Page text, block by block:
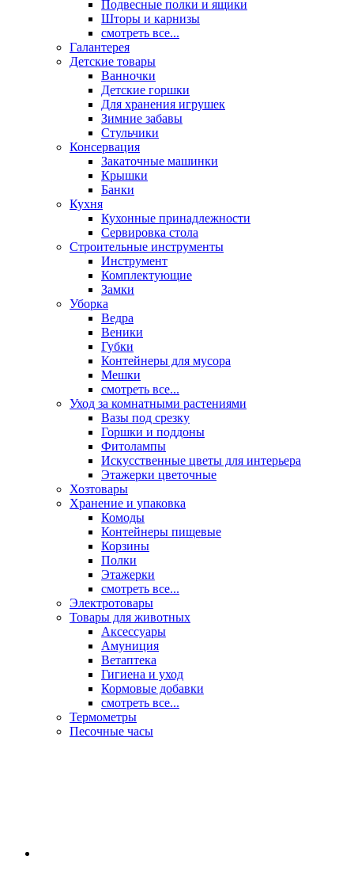
Подвесные полки и ящики
Шторы и карнизы
смотреть все...
Галантерея
Детские товары
Ванночки
Детские горшки
Для хранения игрушек
Зимние забавы
Стульчики
Консервация
Закаточные машинки
Крышки
Банки
Кухня
Кухонные принадлежности
Сервировка стола
Строительные инструменты
Инструмент
Комплектующие
Замки
Уборка
Ведра
Веники
Губки
Контейнеры для мусора
Мешки
смотреть все...
Уход за комнатными растениями
Вазы под срезку
Горшки и поддоны
Фитолампы
Искусственные цветы для интерьера
Этажерки цветочные
Хозтовары
Хранение и упаковка
Комоды
Контейнеры пищевые
Корзины
Полки
Этажерки
смотреть все...
Электротовары
Товары для животных
Аксессуары
Амуниция
Ветаптека
Гигиена и уход
Кормовые добавки
смотреть все...
Термометры
Песочные часы